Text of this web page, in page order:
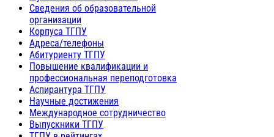
Сведения об образовательной
организации
Корпуса ТГПУ
Адреса/телефоны
Абитуриенту ТГПУ
Повышение квалификации и
профессиональная переподготовка
Аспирантура ТГПУ
Научные достижения
Международное сотрудничество
Выпускники ТГПУ